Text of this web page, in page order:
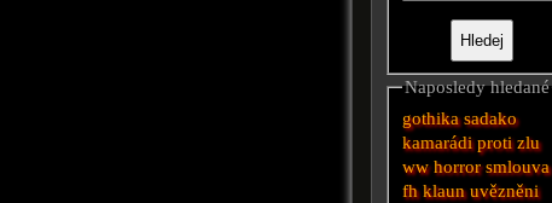
Naposledy hledané
gothika sadako
kamarádi proti zlu
ww horror smlouva
fh klaun uvězněni